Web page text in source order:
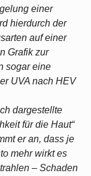
einer
hierdurch der
auf einer
Grafik zur
sogar eine
UVA nach HEV
dargestellte
für die Haut“
er an, dass je
mehr wirkt es
– Schaden